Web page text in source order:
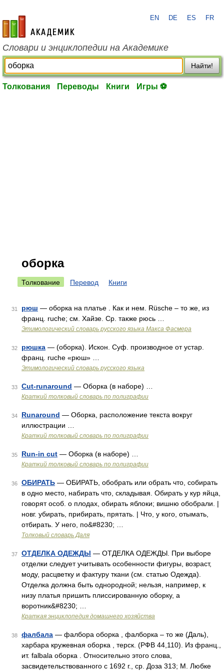
academic.ru
EN DE ES FR
Словари и энциклопедии на Академике
Найти!
Толкования Переводы Книги Игры ⚽
оборка
Толкование Перевод Книги
31 рюш — оборка на платье . Как и нем. Rüsche – то же, из
франц. ruche; см. Хайзе. Ср. также рюсь …
Этимологический словарь русского языка Макса Фасмера
32 рюшка — (оборка). Искон. Суф. производное от устар.
франц. ruche «рюш» …
Этимологический словарь русского языка
33 Cut-runaround — Оборка (в наборе) …
Краткий толковый словарь по полиграфии
34 Runaround — Оборка, расположение текста вокруг
иллюстрации …
Краткий толковый словарь по полиграфии
35 Run-in cut — Оборка (в наборе) …
Краткий толковый словарь по полиграфии
36 ОБИРАТЬ — ОБИРАТЬ, обобрать или обрать что, собирать
в одно место, набирать что, складывая. Обирать у кур яйца,
говорят особ. о плодах, обирать яблоки; вишню обобрали. |
новг. убирать, прибирать, прятать. | Что, у кого, отымать,
отбирать. У него, по&#8230; …
Толковый словарь Даля
37 ОТДЕЛКА ОДЕЖДЫ — ОТДЕЛКА ОДЕЖДЫ. При выборе
отделки следует учитывать особенности фигуры, возраст,
моду, расцветку и фактуру ткани (см. статью Одежда).
Отделка должна быть однородной; нельзя, например, к
низу платья пришить плиссированную оборку, а
воротник&#8230; …
Краткая энциклопедия домашнего хозяйства
38 фалбала — фалбора оборка , фалборка – то же (Даль),
харбара кружевная оборка , терск. (РФВ 44,110). Из франц.,
ит. falbala оборка . Относительно этого слова,
засвидетельствованного с 1692 г., ср. Доза 313; М. Любке